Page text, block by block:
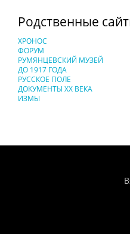
Родственные
ХРОНОС
ФОРУМ
РУМЯНЦЕВСКИЙ МУЗЕЙ
ДО 1917 ГОДА
РУССКОЕ ПОЛЕ
ДОКУМЕНТЫ XX ВЕКА
ИЗМЫ